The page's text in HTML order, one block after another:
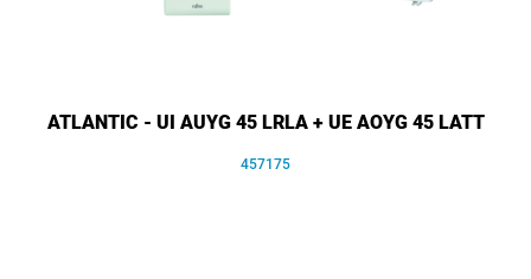
ATLANTIC - UI AUYG 45 LRLA + UE AOYG 45 LATT
457175